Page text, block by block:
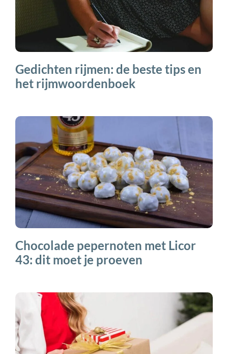
Gedichten rijmen: de beste tips en
het rijmwoordenboek
Chocolade pepernoten met Licor
43: dit moet je proeven